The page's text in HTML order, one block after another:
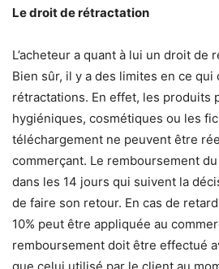
Le droit de rétractation
L’acheteur a quant à lui un droit de
Bien sûr, il y a des limites en ce qui
rétractations. En effet, les produits
hygiéniques, cosmétiques ou les
téléchargement ne peuvent être
commerçant. Le remboursement
dans les 14 jours qui suivent la
de faire son retour. En cas de
10% peut être appliquée au
remboursement doit être effectué
que celui utilisé par le client au